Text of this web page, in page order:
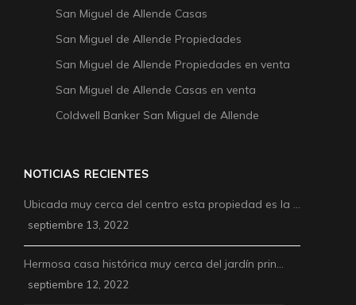
San Miguel de Allende Casas
San Miguel de Allende Propiedades
San Miguel de Allende Propiedades en venta
San Miguel de Allende Casas en venta
Coldwell Banker San Miguel de Allende
NOTICIAS RECIENTES
Ubicada muy cerca del centro esta propiedad es la …
septiembre 13, 2022
Hermosa casa histórica muy cerca del jardín prin…
septiembre 12, 2022